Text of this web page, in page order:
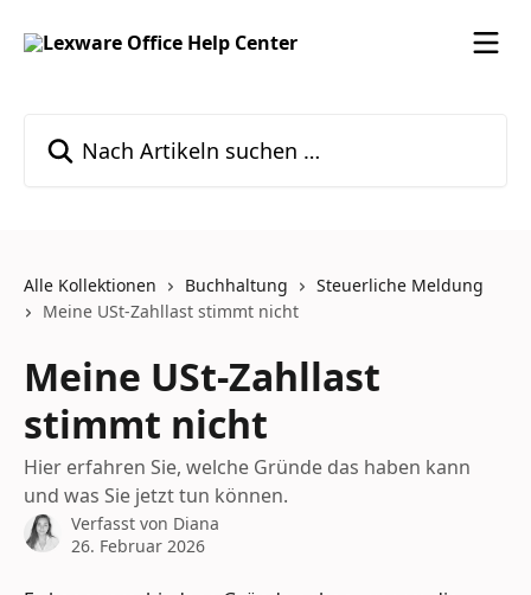
Alle Kollektionen Buchhaltung
Steuerliche Meldung
Meine USt-Zahllast stimmt nicht
Meine USt-Zahllast
stimmt nicht
Hier erfahren Sie, welche Gründe das haben kann
und was Sie jetzt tun können.
Verfasst von Diana
26. Februar 2026